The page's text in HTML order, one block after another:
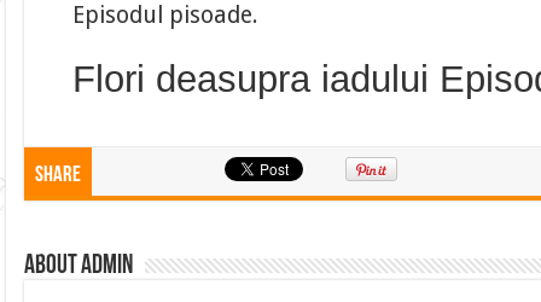
Episodul pisoade.
Flori deasupra iadului
Share
About admin